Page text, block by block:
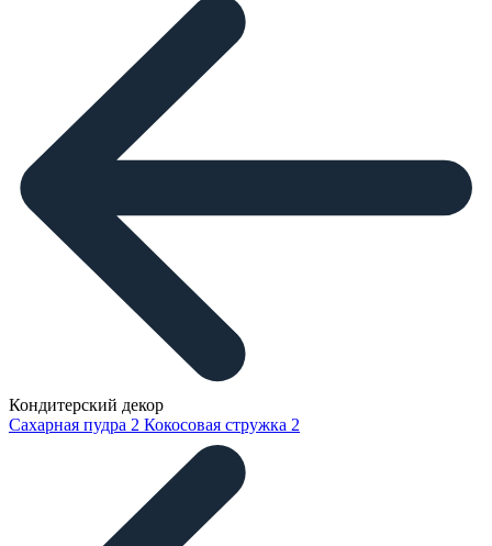
Кондитерский декор
Сахарная пудра 2 Кокосовая стружка 2